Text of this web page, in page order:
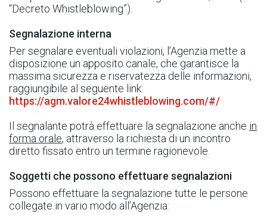
“Decreto Whistleblowing”).
Segnalazione interna
Per segnalare eventuali violazioni, l’Agenzia mette a
disposizione un apposito canale, che garantisce la
massima sicurezza e riservatezza delle informazioni,
raggiungibile al seguente link:
https://agm.valore24whistleblowing.com/#/
Il segnalante potrà effettuare la segnalazione anche in
forma orale, attraverso la richiesta di un incontro
diretto fissato entro un termine ragionevole.
Soggetti che possono effettuare segnalazioni
Possono effettuare la segnalazione tutte le persone
collegate in vario modo all’Agenzia: